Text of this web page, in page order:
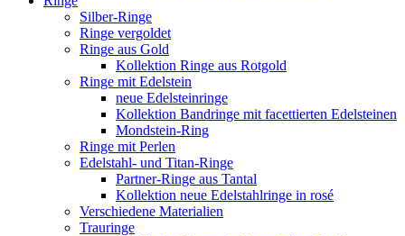
Silber-Ringe
Ringe vergoldet
Ringe aus Gold
Kollektion Ringe aus Rotgold
Ringe mit Edelstein
neue Edelsteinringe
Kollektion Bandringe mit facettierten Edelsteinen
Mondstein-Ring
Ringe mit Perlen
Edelstahl- und Titan-Ringe
Partner-Ringe aus Tantal
Kollektion neue Edelstahlringe in rosé
Verschiedene Materialien
Trauringe